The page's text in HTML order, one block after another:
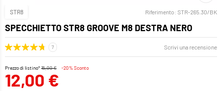
STR8 Riferimento: STR-265.30/BK
SPECCHIETTO STR8 GROOVE M8 DESTRA NERO
Scrivi una recensione
Prezzo di listino*15,00 € -20% Sconto
12,00 €